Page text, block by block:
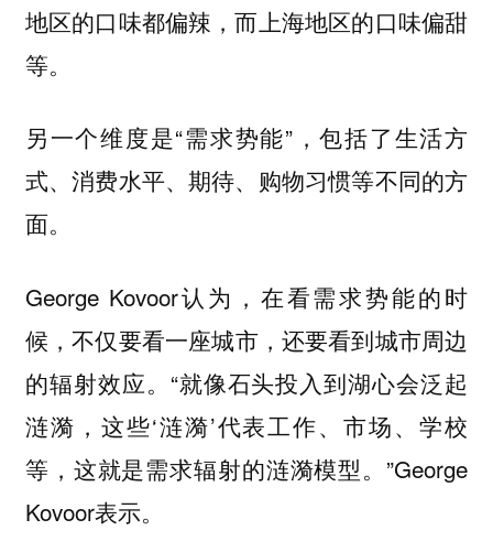
地区的口味都偏辣，而上海地区的口味偏甜
等。
另一个维度是“需求势能”，包括了生活方
式、消费水平、期待、购物习惯等不同的方
面。
George Kovoor认为，在看需求势能的时
候，不仅要看一座城市，还要看到城市周边
的辐射效应。“就像石头投入到湖心会泛起
涟漪，这些‘涟漪’代表工作、市场、学校
等，这就是需求辐射的涟漪模型。”George
Kovoor表示。